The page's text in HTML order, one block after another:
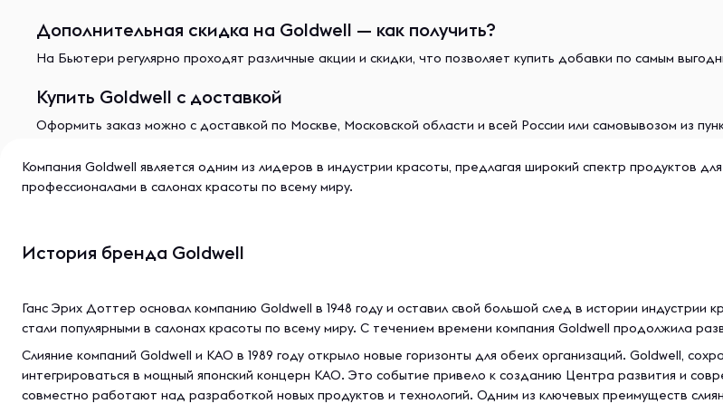
Дополнительная скидка на Goldwell — как получить?
На Бьютери регулярно проходят различные акции и скидки, что позволяет купить добавки по самым
Купить Goldwell с доставкой
Оформить заказ можно с доставкой по Москве, Московской области и всей России или самовывозом из
Компания Goldwell является одним из лидеров в индустрии красоты, предлагая широкий спектр продуктов
профессионалами в салонах красоты по всему миру.
История бренда Goldwell
Ганс Эрих Доттер основал компанию Goldwell в 1948 году и оставил свой большой след в истории
стали популярными в салонах красоты по всему миру. С течением времени компания Goldwell продолжила
Слияние компаний Goldwell и КАО в 1989 году открыло новые горизонты для обеих организаций. Goldwell,
интегрироваться в мощный японский концерн КАО. Это событие привело к созданию Центра развития и
совместно работают над разработкой новых продуктов и технологий. Одним из ключевых преимуществ